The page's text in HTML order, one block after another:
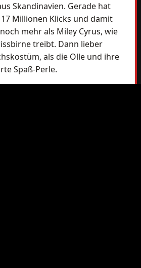
Skandinavien. Gerade hat
Millionen Klicks und damit
mehr als Miley Cyrus, wie
treibt. Dann lieber
als die Olle und ihre
Spaß-Perle.